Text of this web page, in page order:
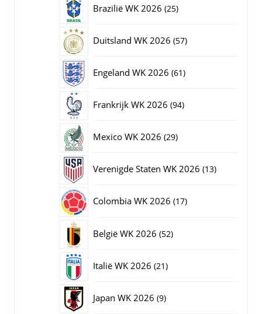
Brazilië WK 2026 2525
Duitsland WK 2026 5757
Engeland WK 2026 6161
Frankrijk WK 2026 9494
Mexico WK 2026 2929
Verenigde Staten WK 2026 1313
Colombia WK 2026 1717
België WK 2026 5252
Italië WK 2026 2121
Japan WK 2026 99